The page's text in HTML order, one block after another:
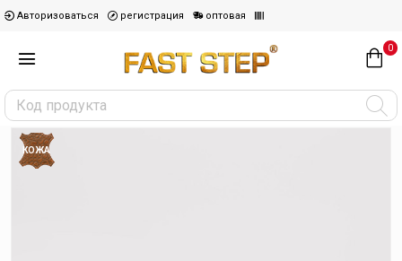
Авторизоваться регистрация оптовая
0
КОЖА